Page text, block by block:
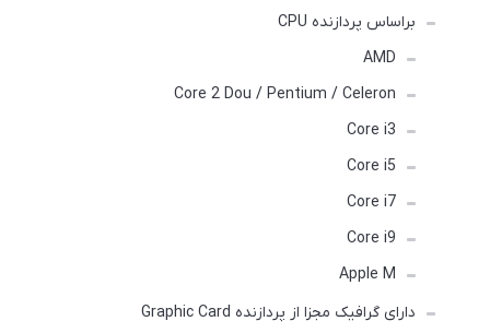
براساس پردازنده CPU
AMD
Core 2 Dou / Pentium / Celeron
Core i3
Core i5
Core i7
Core i9
Apple M
دارای گرافیک مجزا از پردازنده Graphic Card